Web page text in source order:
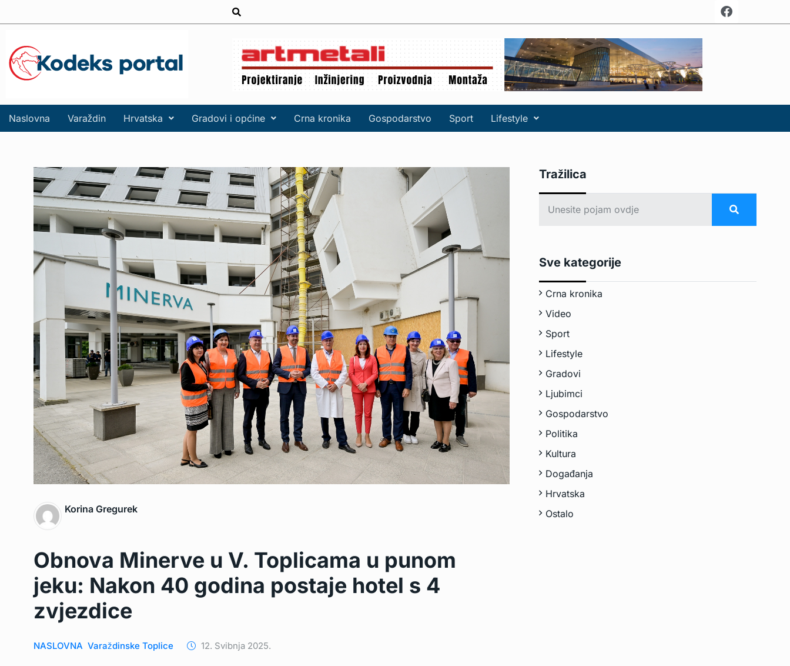
Naslovna Varaždin Hrvatska Gradovi i općine Crna kronika Gospodarstvo Sport Lifestyle
Korina Gregurek
Obnova Minerve u V. Toplicama u punom
jeku: Nakon 40 godina postaje hotel s 4
zvjezdice
NASLOVNA Varaždinske Toplice 12. Svibnja 2025.
Tražilica
Sve kategorije
Crna kronika
Video
Sport
Lifestyle
Gradovi
Ljubimci
Gospodarstvo
Politika
Kultura
Događanja
Hrvatska
Ostalo